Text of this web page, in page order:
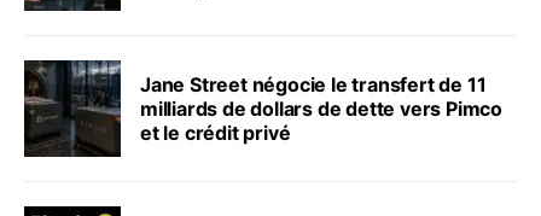
Jane Street négocie le transfert de 11
milliards de dollars de dette vers Pimco
et le crédit privé